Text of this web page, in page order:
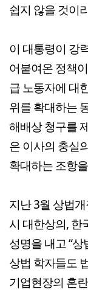
쉽지 않을 것이
이 대통령이 강
어붙여온 정책
급 노동자에 대
위를 확대하는
해배상 청구를
은 이사의 충실
확대하는 조항
지난 3월 상법
시 대한상의, 한
성명을 내고 “
상법 학자들도
기업현장의 혼